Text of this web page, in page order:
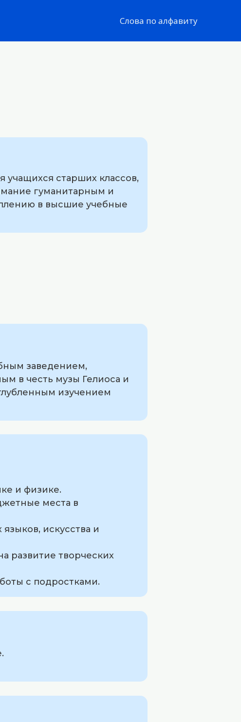
Слова по алфавиту
старших классов,
гуманитарным и
в высшие учебные
заведением,
в честь музы Гелиоса и
изучением
и физике.
места в
искусства и
развитие творческих
с подростками.